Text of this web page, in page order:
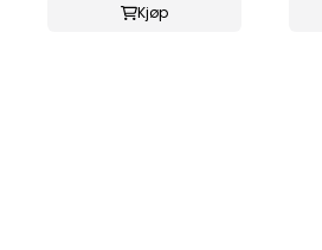
Kjøp